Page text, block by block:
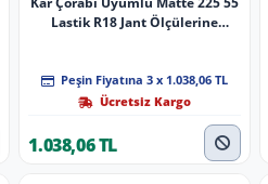
Lastik R18 Jant Ölçülerine
Peşin Fiyatına 3 x 1.038,06 TL
Ücretsiz Kargo
1.038,06 TL